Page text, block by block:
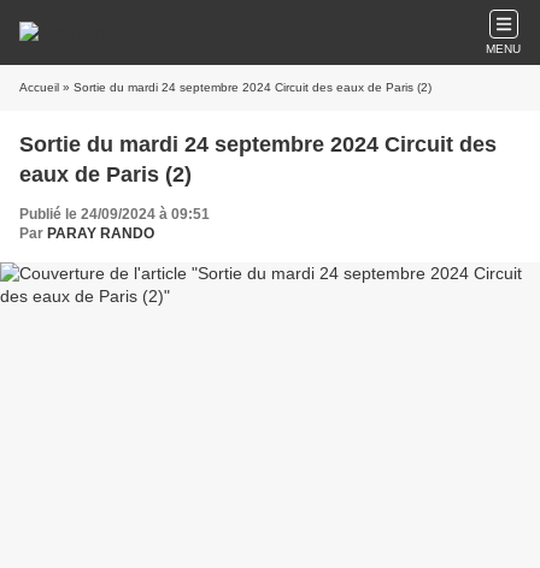
MENU
Accueil » Sortie du mardi 24 septembre 2024 Circuit des eaux de Paris (2)
Sortie du mardi 24 septembre 2024 Circuit des
eaux de Paris (2)
Publié le 24/09/2024 à 09:51
Par PARAY RANDO